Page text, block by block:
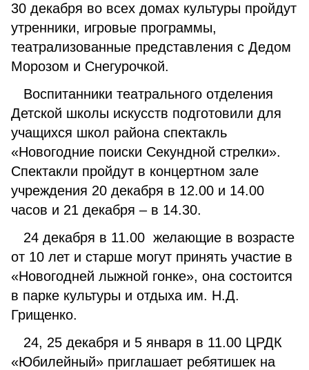
30 декабря во всех домах культуры пройдут
утренники, игровые программы,
театрализованные представления с Дедом
Морозом и Снегурочкой.
Воспитанники театрального отделения
Детской школы искусств подготовили для
учащихся школ района спектакль
«Новогодние поиски Секундной стрелки».
Спектакли пройдут в концертном зале
учреждения 20 декабря в 12.00 и 14.00
часов и 21 декабря – в 14.30.
24 декабря в 11.00 желающие в возрасте
от 10 лет и старше могут принять участие в
«Новогодней лыжной гонке», она состоится
в парке культуры и отдыха им. Н.Д.
Грищенко.
24, 25 декабря и 5 января в 11.00 ЦРДК
«Юбилейный» приглашает ребятишек на